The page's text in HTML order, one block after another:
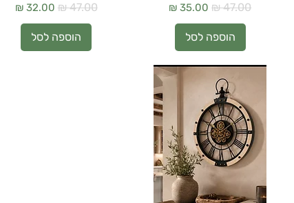
מחיר רגיל מחיר מבצע
הוספה לסל
מחיר רגיל‏47.00 ‏₪ מחיר מבצע
הוספה לסל